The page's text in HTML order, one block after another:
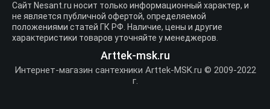
Сайт Nesant.ru носит только информационный характер, и
не является публичной офертой, определяемой
положениями статей ГК РФ. Наличие, цены и другие
характеристики товаров уточняйте у менеджеров.
Arttek-msk.ru
Интернет-магазин сантехники Arttek-MSK.ru © 2009-2022
г.